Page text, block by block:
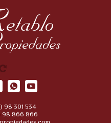
98 301 534
98 866 866